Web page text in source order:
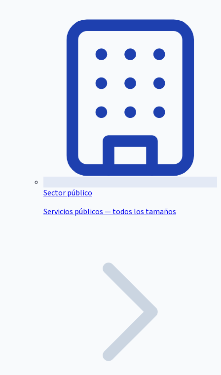
Sector público
Servicios públicos — todos los tamaños